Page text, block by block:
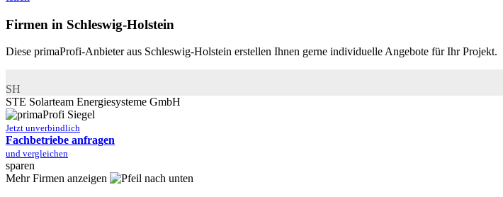
Firmen in Schleswig-Holstein
Diese primaProfi-Anbieter aus Schleswig-Holstein erstellen Ihnen gerne individuelle Angebote für Ihr Projekt.
SH
STE Solarteam Energiesysteme GmbH
Jetzt unverbindlich
Fachbetriebe anfragen
und vergleichen
sparen
Mehr Firmen anzeigen